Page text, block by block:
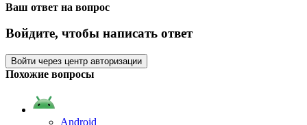
Ваш ответ на вопрос
Войдите, чтобы написать ответ
Войти через центр авторизации
Похожие вопросы
Android